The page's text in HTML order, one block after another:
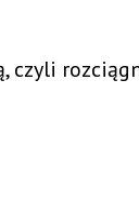
czyli